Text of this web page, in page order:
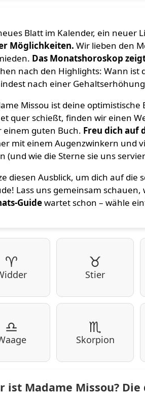
Blatt im Kalender, ein neuer
Möglichkeiten. Wir lieben den
Das Monatshoroskop
nach den Highlights: Wann ist
nach einer
Missou ist deine
quer schießt, finden wir einen
einem guten Buch. Freu dich auf
mit einem Augenzwinkern und
(und wie die Sterne sie uns
diesen Ausblick, um dich auf
Lass uns gemeinsam
Guidewartet schon – wähle
♈ ♉
Stier
♎ ♏
Skorpion
ist Madame Missou?